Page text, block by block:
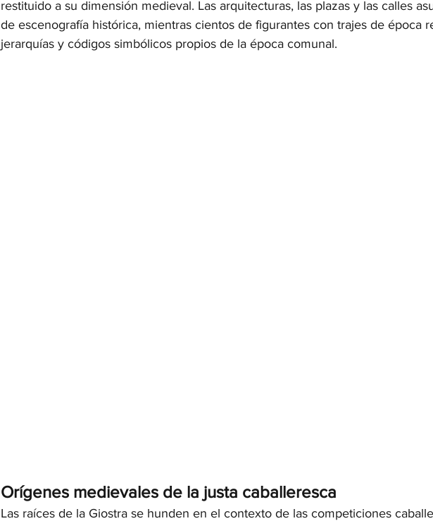
restituido a su dimensión medieval. Las arquitecturas, las plazas y las calles
de escenografía histórica, mientras cientos de figurantes con trajes de época
jerarquías y códigos simbólicos propios de la época comunal.
Orígenes medievales de la justa caballeresca
Las raíces de la Giostra se hunden en el contexto de las competiciones